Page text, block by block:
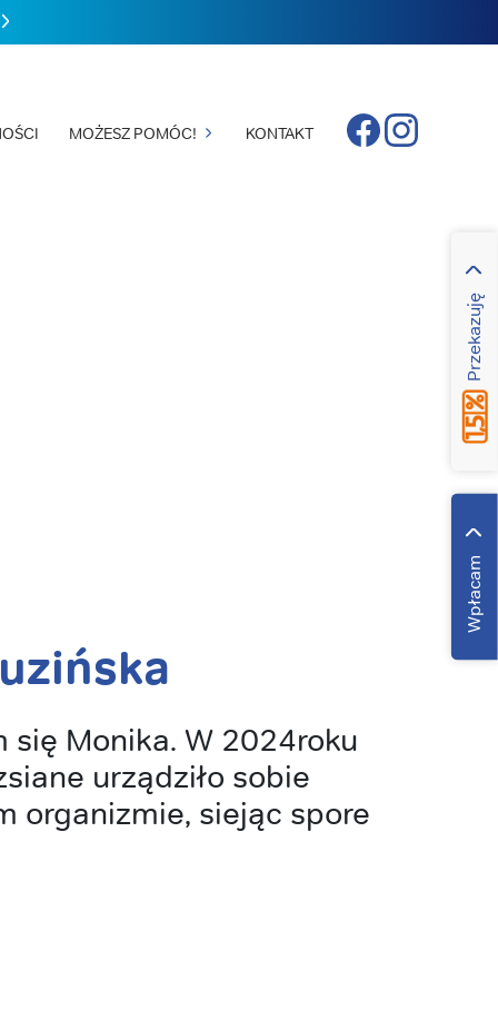
MOŻESZ POMÓC! KONTAKT
Wpłacam
Przekazuję
FacebookInstagram
się Monika. W 2024roku
urządziło sobie
organizmie, siejąc spore